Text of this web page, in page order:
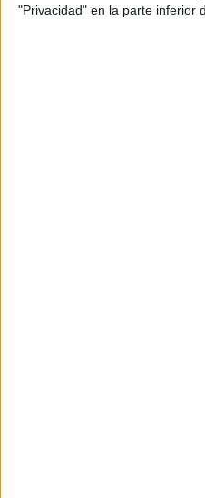
"Privacidad" en la parte inferior